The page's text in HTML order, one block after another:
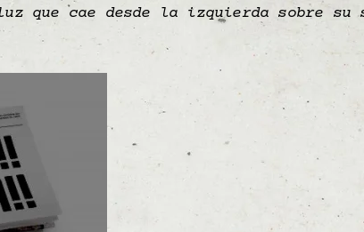
que cae desde la izquierda sobre su